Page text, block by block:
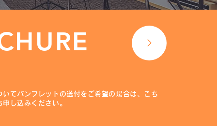
いてパンフレットの送付をご希望の場合は、こち
し込みください。